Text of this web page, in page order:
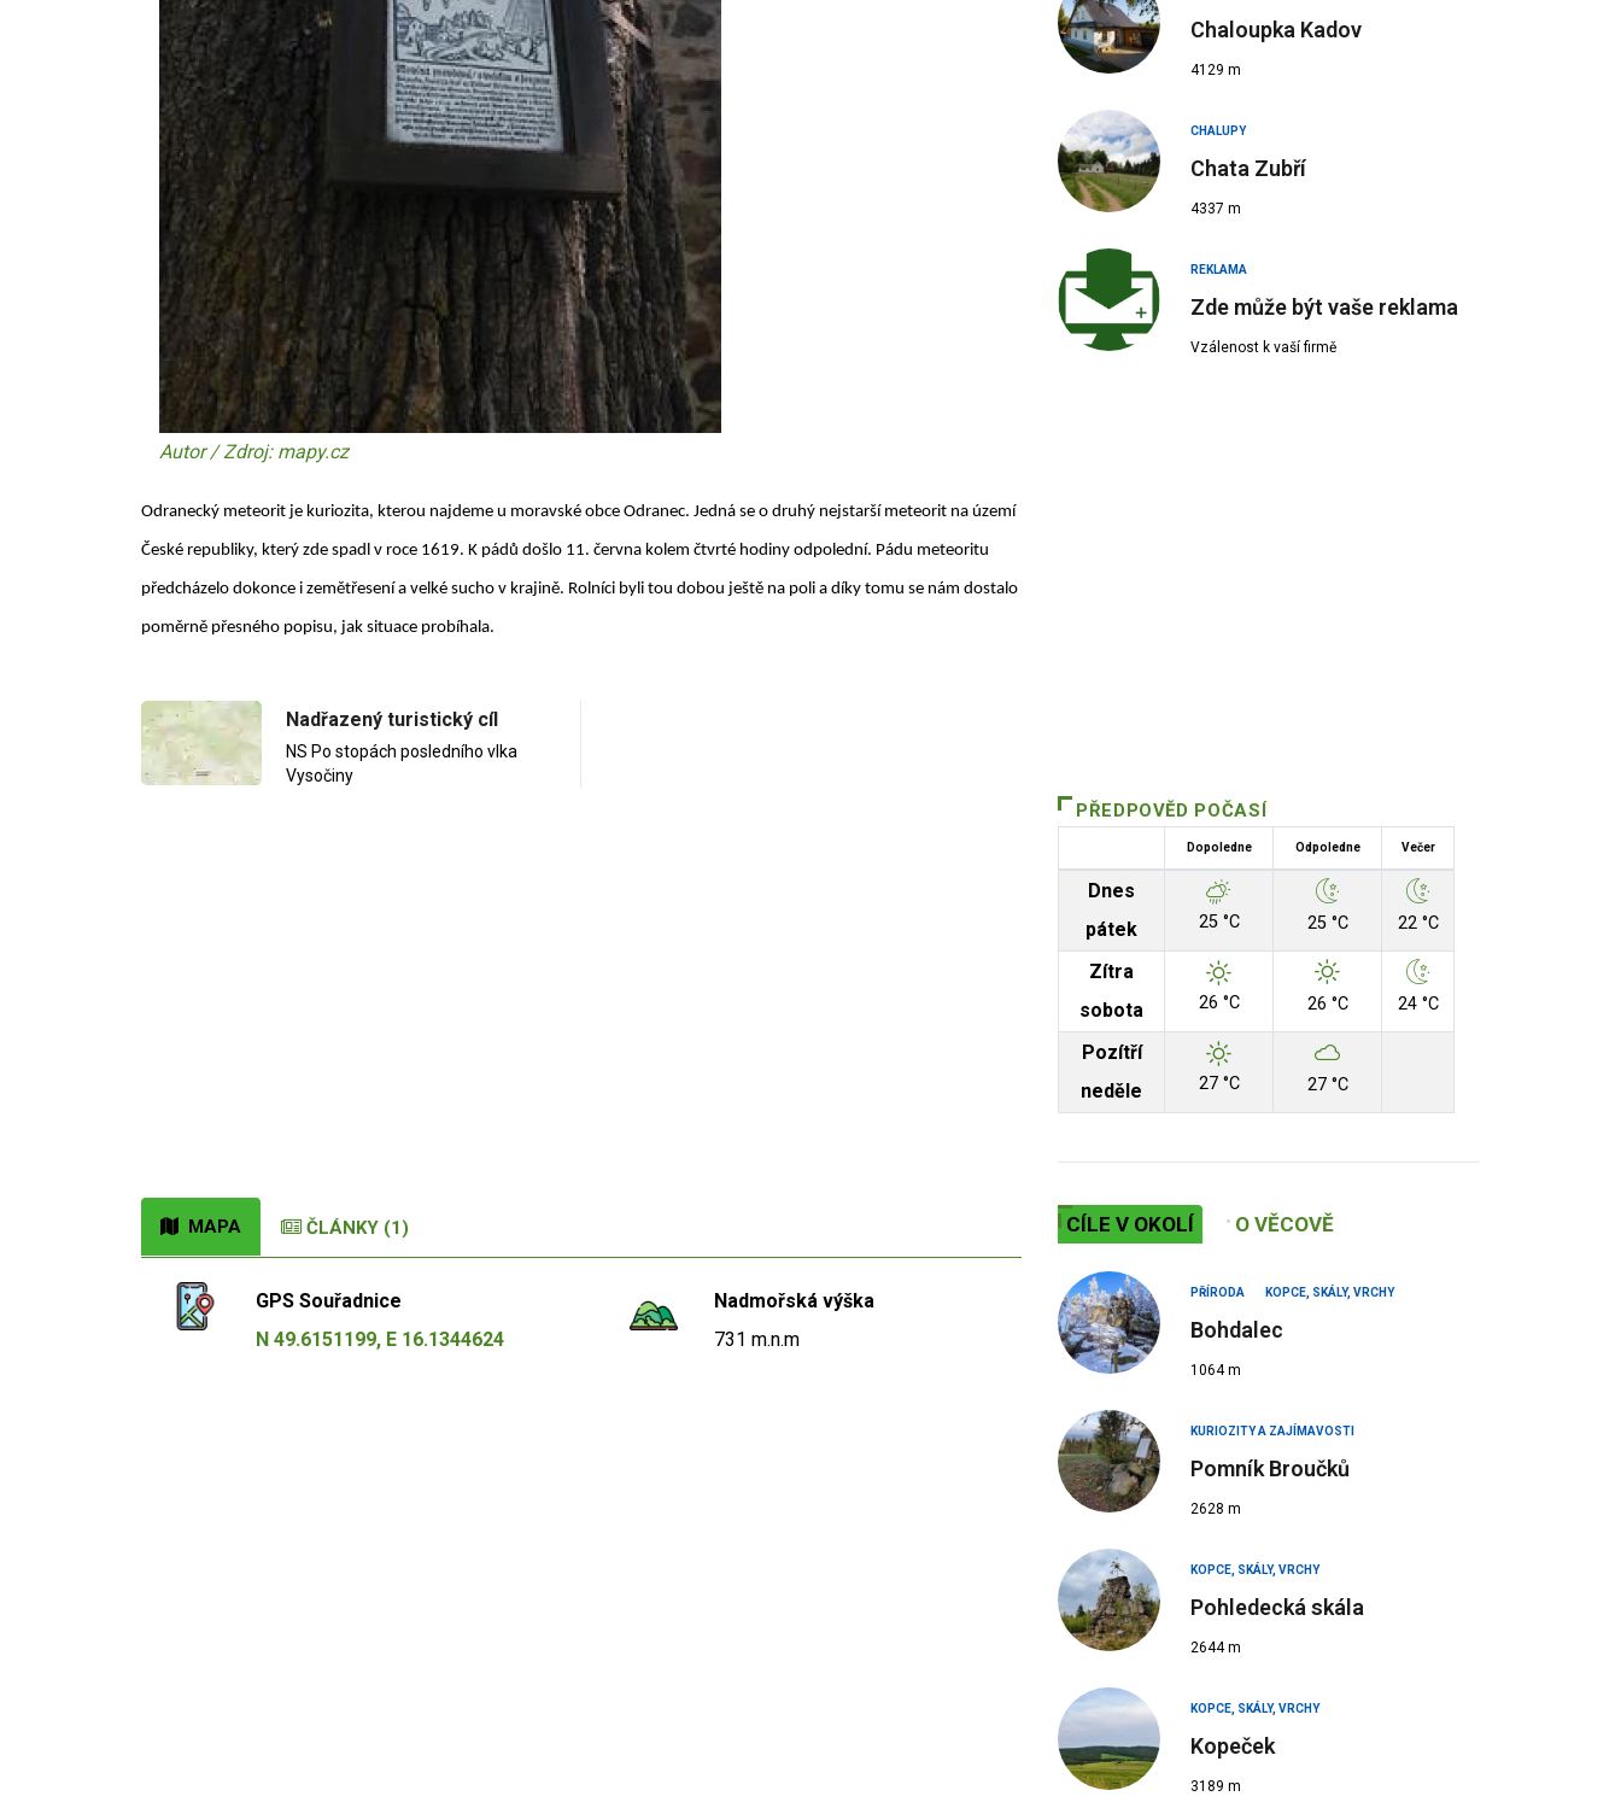
Autor / Zdroj: mapy.cz
Odranecký meteorit je kuriozita, kterou najdeme u moravské obce Odranec. Jedná se o druhý nejstarší meteorit na území
České republiky, který zde spadl v roce 1619. K pádů došlo 11. června kolem čtvrté hodiny odpolední. Pádu meteoritu
předcházelo dokonce i zemětřesení a velké sucho v krajině. Rolníci byli tou dobou ještě na poli a díky tomu se nám dostalo
poměrně přesného popisu, jak situace probíhala.
Nadřazený turistický cíl
NS Po stopách posledního vlka
Vysočiny
MAPA ČLÁNKY (1)
GPS Souřadnice
N 49.6151199, E 16.1344624
Nadmořská výška
731 m.n.m
Chaloupka Kadov
4129 m
CHALUPY
Chata Zubří
4337 m
REKLAMA
Zde může být vaše reklama
Vzálenost k vaší firmě
PŘEDPOVĚD POČASÍ
Dopoledne Odpoledne Večer
Dnes
pátek
25 °C 25 °C 22 °C
Zítra
sobota
26 °C 26 °C 24 °C
Pozítří
neděle
27 °C 27 °C
CÍLE V OKOLÍ O VĚCOVĚ
PŘÍRODA KOPCE, SKÁLY, VRCHY
Bohdalec
1064 m
KURIOZITY A ZAJÍMAVOSTI
Pomník Broučků
2628 m
KOPCE, SKÁLY, VRCHY
Pohledecká skála
2644 m
KOPCE, SKÁLY, VRCHY
Kopeček
3189 m